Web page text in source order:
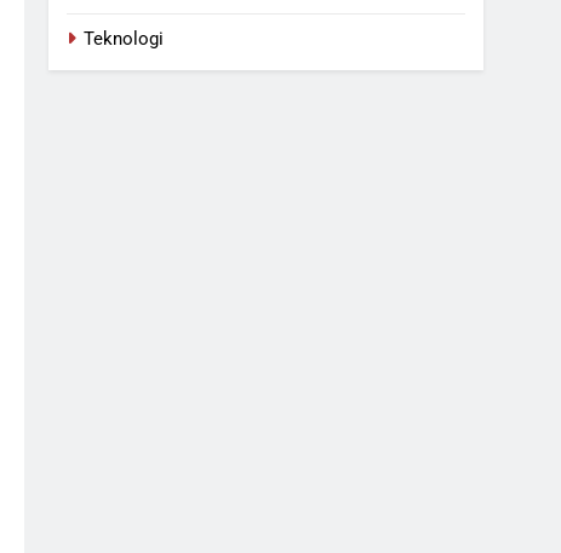
Teknologi